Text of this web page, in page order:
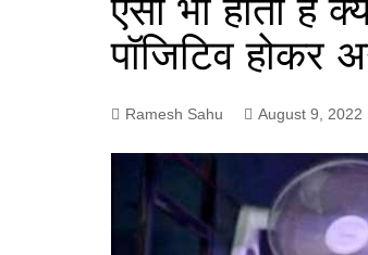
ऐसा भी होता है
पॉजिटिव होकर
Ramesh Sahu August 9, 2022